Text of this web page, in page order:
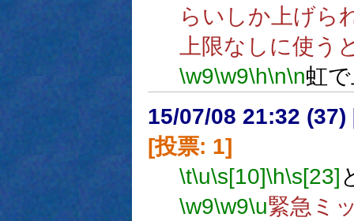
らいしか上げら
上限なしに使う
\w9\w9\h\n\n虹
15/07/08 21:32 (37)
[投票: 1]
\t\u\s[10]\h\s[23]
\w9\w9\u緊急ミ